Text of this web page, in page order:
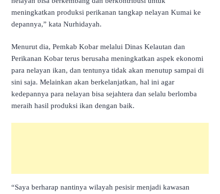
meningkatkan produksi perikanan tangkap nelayan Kumai ke
depannya,” kata Nurhidayah.
Menurut dia, Pemkab Kobar melalui Dinas Kelautan dan
Perikanan Kobar terus berusaha meningkatkan aspek ekonomi
para nelayan ikan, dan tentunya tidak akan menutup sampai di
sini saja. Melainkan akan berkelanjatkan, hal ini agar
kedepannya para nelayan bisa sejahtera dan selalu berlomba
meraih hasil produksi ikan dengan baik.
“Saya berharap nantinya wilayah pesisir menjadi kawasan